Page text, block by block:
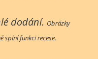
dodání. Obrázky
splní funkci recese.